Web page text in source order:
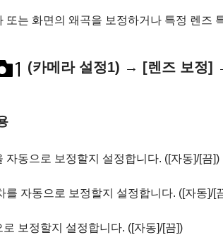
또는 화면의 왜곡을 보정하거나 특정 렌즈
(카메라 설정1) → [렌즈 보정]
자동으로 보정할지 설정합니다. ([자동]/[끔])
를 자동으로 보정할지 설정합니다. ([자동]/[
보정할지 설정합니다. ([자동]/[끔])